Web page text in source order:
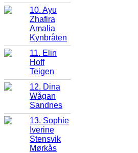
10. Ayu
Zhafira
Amalia
Kynbråten
11. Elin
Hoff
Teigen
12. Dina
Wågan
Sandnes
13. Sophie
Iverine
Stensvik
Mørkås